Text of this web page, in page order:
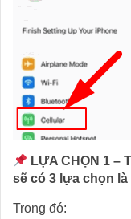
LỰA CHỌN 1 –
sẽ có 3 lựa chọn là
Trong đó: